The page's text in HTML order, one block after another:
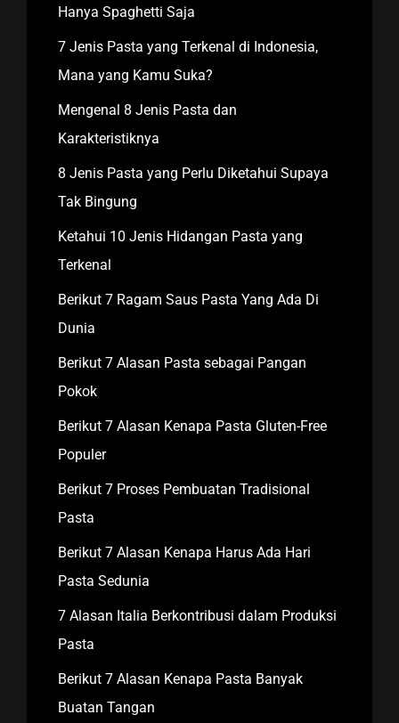
Hanya Spaghetti Saja
7 Jenis Pasta yang Terkenal di Indonesia,
Mana yang Kamu Suka?
Mengenal 8 Jenis Pasta dan
Karakteristiknya
8 Jenis Pasta yang Perlu Diketahui Supaya
Tak Bingung
Ketahui 10 Jenis Hidangan Pasta yang
Terkenal
Berikut 7 Ragam Saus Pasta Yang Ada Di
Dunia
Berikut 7 Alasan Pasta sebagai Pangan
Pokok
Berikut 7 Alasan Kenapa Pasta Gluten-Free
Populer
Berikut 7 Proses Pembuatan Tradisional
Pasta
Berikut 7 Alasan Kenapa Harus Ada Hari
Pasta Sedunia
7 Alasan Italia Berkontribusi dalam Produksi
Pasta
Berikut 7 Alasan Kenapa Pasta Banyak
Buatan Tangan